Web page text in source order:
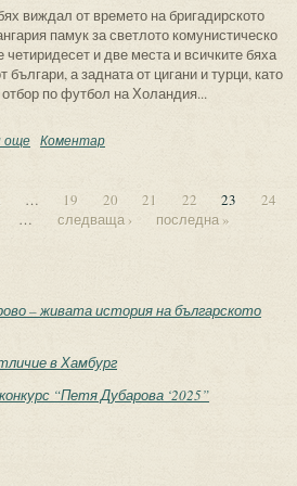
виждал от времето на бригадирското
памук за светлото комунистическо
и две места и всичките бяха
българи, а задната от цигани и турци, като
по футбол на Холандия...
още about Истанбул – експресно
Коментар
… 19 20 21 22 23
24
… следваща › последна »
– живата история на българското
в Хамбург
“Петя Дубарова ‘2025”